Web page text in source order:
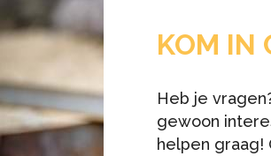
KOM IN
Heb je
gewoon
helpen graag!